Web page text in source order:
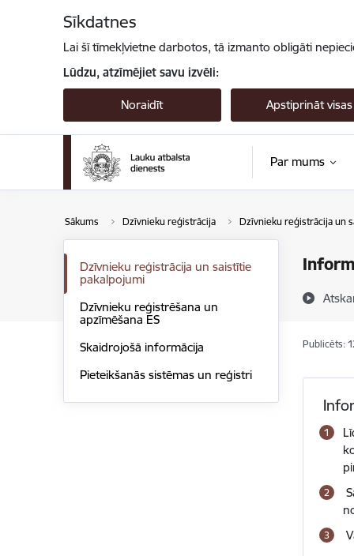
Sīkdatnes
Lai šī tīmekļvietne darbotos, tā izmanto obligāti
Lūdzu, atzīmējiet savu izvēli:
Noraidīt Apstiprināt visas
Par mums
Sākums Dzīvnieku reģistrācija Dzīvnieku reģistrācija un
Dzīvnieku reģistrācija un saistītie
pakalpojumi
Dzīvnieku reģistrēšana un
apzīmēšana ES
Skaidrojošā informācija
Pieteikšanās sistēmas un reģistri
Publicēts: